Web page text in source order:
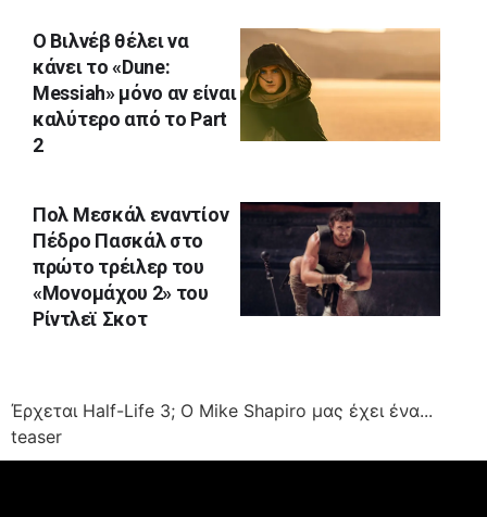
Ο Βιλνέβ θέλει να
κάνει το «Dune:
Messiah» μόνο αν είναι
καλύτερο από το Part
2
Πολ Μεσκάλ εναντίον
Πέδρο Πασκάλ στο
πρώτο τρέιλερ του
«Μονομάχου 2» του
Ρίντλεϊ Σκοτ
Έρχεται Half-Life 3; Ο Mike Shapiro μας έχει ένα...
teaser